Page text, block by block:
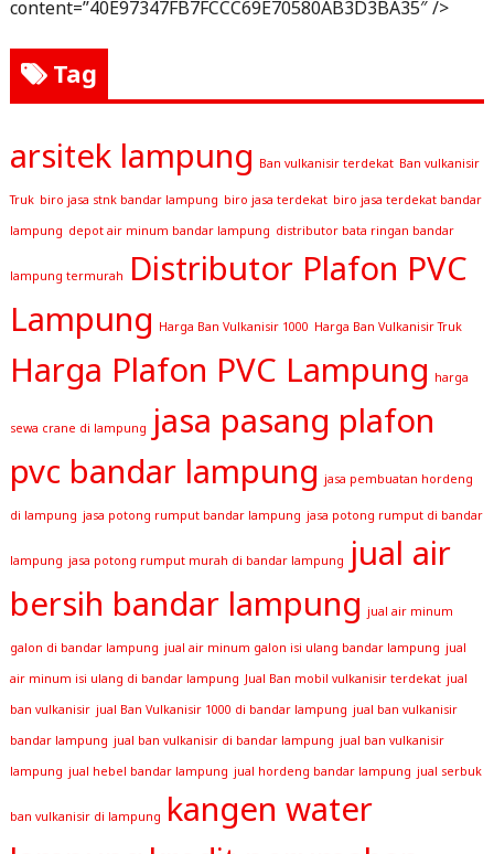
content=”40E97347FB7FCCC69E70580AB3D3BA35″ />
Tag
arsitek lampung Ban vulkanisir terdekat Ban vulkanisir
Truk biro jasa stnk bandar lampung biro jasa terdekat biro jasa terdekat bandar
lampung depot air minum bandar lampung distributor bata ringan bandar
lampung termurah
Distributor Plafon PVC
Lampung Harga Ban Vulkanisir 1000 Harga Ban Vulkanisir Truk
Harga Plafon PVC Lampung harga
sewa crane di lampung
jasa pasang plafon
pvc bandar lampung jasa pembuatan hordeng
di lampung jasa potong rumput bandar lampung jasa potong rumput di bandar
lampung jasa potong rumput murah di bandar lampung
jual air
bersih bandar lampung jual air minum
galon di bandar lampung jual air minum galon isi ulang bandar lampung jual
air minum isi ulang di bandar lampung Jual Ban mobil vulkanisir terdekat jual
ban vulkanisir jual Ban Vulkanisir 1000 di bandar lampung jual ban vulkanisir
bandar lampung jual ban vulkanisir di bandar lampung jual ban vulkanisir
lampung jual hebel bandar lampung jual hordeng bandar lampung jual serbuk
ban vulkanisir di lampung kangen water